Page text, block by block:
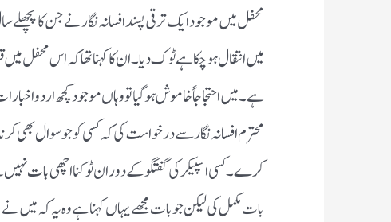
محفل میں موجود ایک ترقی پسند افسانہ نگار نے جن کا
میں انتقال ہو چکا ہے ٹوک دیا ۔ان کا کہنا تھا کہ اس محفل
ہے ۔میں احتجاجاً خاموش ہو گیا تو وہاں موجود کچھ اردو
محترم افسانہ نگار سے درخواست کی کہ کسی کو جو سوال بھی
کرے۔کسی اسپیکر کی گفتگو کے دوران ٹوکنا اچھی بات
بات مکمل کی لیکن جو بات مجھے یہاں کہنا ہے وہ یہ کہ میں